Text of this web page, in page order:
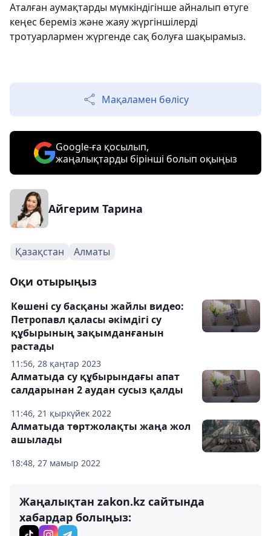
Аталған аумақтарды мүмкіндігінше айналып өтуге
кеңес береміз және жаяу жүргіншілерді
тротуарлармен жүргенде сақ болуға шақырамыз.
Мақаламен бөлісу
Google-ға қосылып,
жаңалықтарды бірінші болып оқыңыз
Айгерим Тарина
Қазақстан Алматы
Оқи отырыңыз
11:56, 28 қаңтар 2023
Көшені су басқаны жайлы видео:
Петропавл қаласы әкімдігі су
құбырының зақымданғанын
растады
11:46, 21 қыркүйек 2022
Алматыда су құбырындағы апат
салдарынан 2 аудан сусыз қалды
18:48, 27 мамыр 2022
Алматыда төртжолақты жаңа жол
ашылады
Жаңалықтан zakon.kz сайтында
хабардар болыңыз: